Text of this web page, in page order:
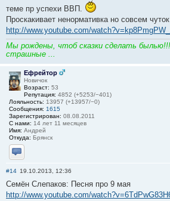
теме пр успехи ВВП.
Проскакивает ненормативка но совсем
http://www.youtube.com/
Мы рождены, чтоб сказки сделать
страшные ...
Ефрейтор
Новичок
Возраст: 53
Репутация: 4852 (+5253/−401)
Лояльность: 13957 (+13957/−0)
Сообщения: 1615
Зарегистрирован: 08.08.2011
С нами: 14 лет 11 месяцев
Имя: Андрей
Откуда: Брянск
Отправить личное сообщение
#14 19.10.2013, 12:36
Семён Слепаков: Песня про 9 мая
http://www.youtube.com/